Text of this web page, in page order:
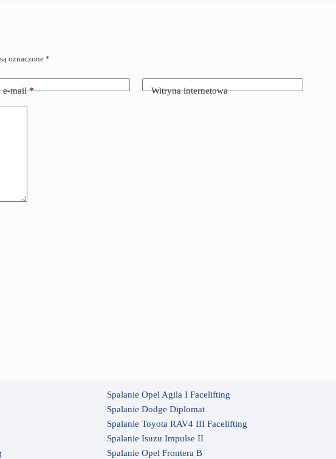
oznaczone*
e-mail* Witryna internetowa
Spalanie Opel Agila I Facelifting
Spalanie Dodge Diplomat
Spalanie Toyota RAV4 III Facelifting
Spalanie Isuzu Impulse II
Spalanie Opel Frontera B